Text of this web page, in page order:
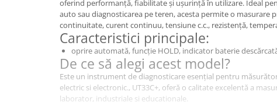
oferind performanță, fiabilitate și ușurință în utilizare. Ideal
auto sau diagnosticarea pe teren, acesta permite o masurare
continuitate, curent continuu, tensiune c.c., rezistență,
Caracteristici principale:
oprire automată, funcție HOLD, indicator baterie
De ce să alegi acest model?
Este un instrument de diagnosticare esențial pentru
electric si electronic., UT33C+, oferă o calitate excelentă a
laborator, industriale și educaționale.